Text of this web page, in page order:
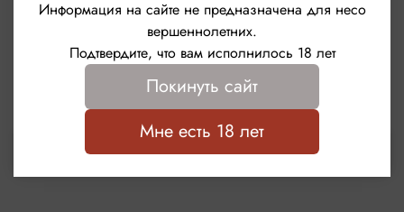
Отзывы
Отзывов еще никто не оставлял
Выбрать
Информация на сайте не предназначена для несо
вершеннолетних.
Подтвердите, что вам исполнилось 18 лет
Покинуть сайт
Мне есть 18 лет